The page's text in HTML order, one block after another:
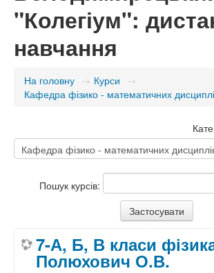
"Колегіум": дистанційне
навчання
На головну → Курси →
Кафедра фізико - математичних
Пошук курсів:
7-А, Б, В класи
Полюхович О.В.